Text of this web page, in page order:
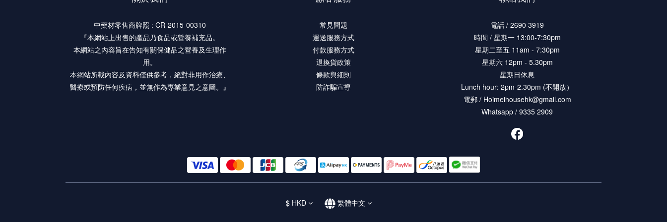
中藥材零售商牌照 : CR-2015-00310
『本網站上出售的產品乃食品或營養補充品。
本網站之內容旨在告知有關保健品之營養及生理作
用。
本網站所載內容及資料僅供參考，絕對非用作治療、
醫療或預防任何疾病，並無作為專業意見之意圖。』
常見問題
運送服務方式
付款服務方式
退換貨政策
條款與細則
防詐騙宣導
電話 / 2690 3919
時間 / 星期一 13:00-7:30pm
星期二至五 11am - 7:30pm
星期六 12pm - 5.30pm
星期日休息
Lunch hour: 2pm-2.30pm (不開放）
電郵 / Hoimeihousehk@gmail.com
Whatsapp / 9335 2909
$ HKD 繁體中文